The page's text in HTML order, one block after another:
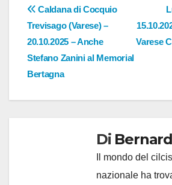
Navigazione
articoli
Varese
Caldana di Cocquio
Trevisago (Varese) –
20.10.2025 – Anche
Stefano Zanini al Memorial
Bertagna
Di
Il mondo del
nazionale ha